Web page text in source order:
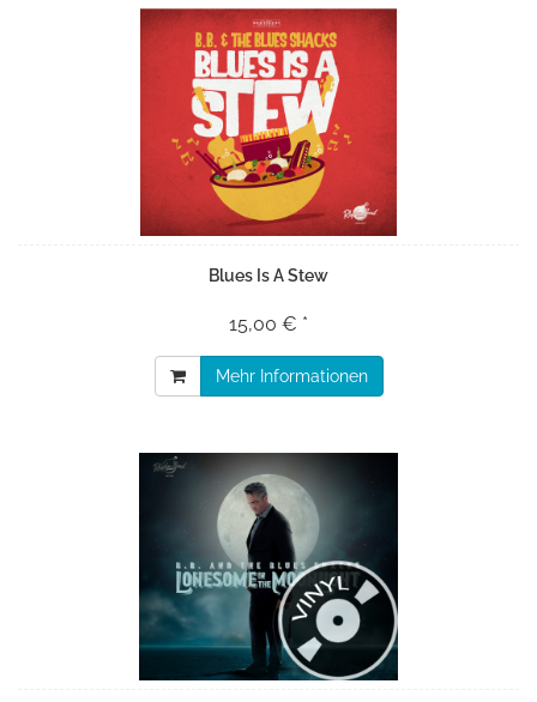
Blues Is A Stew
15,00 € *
Mehr Informationen